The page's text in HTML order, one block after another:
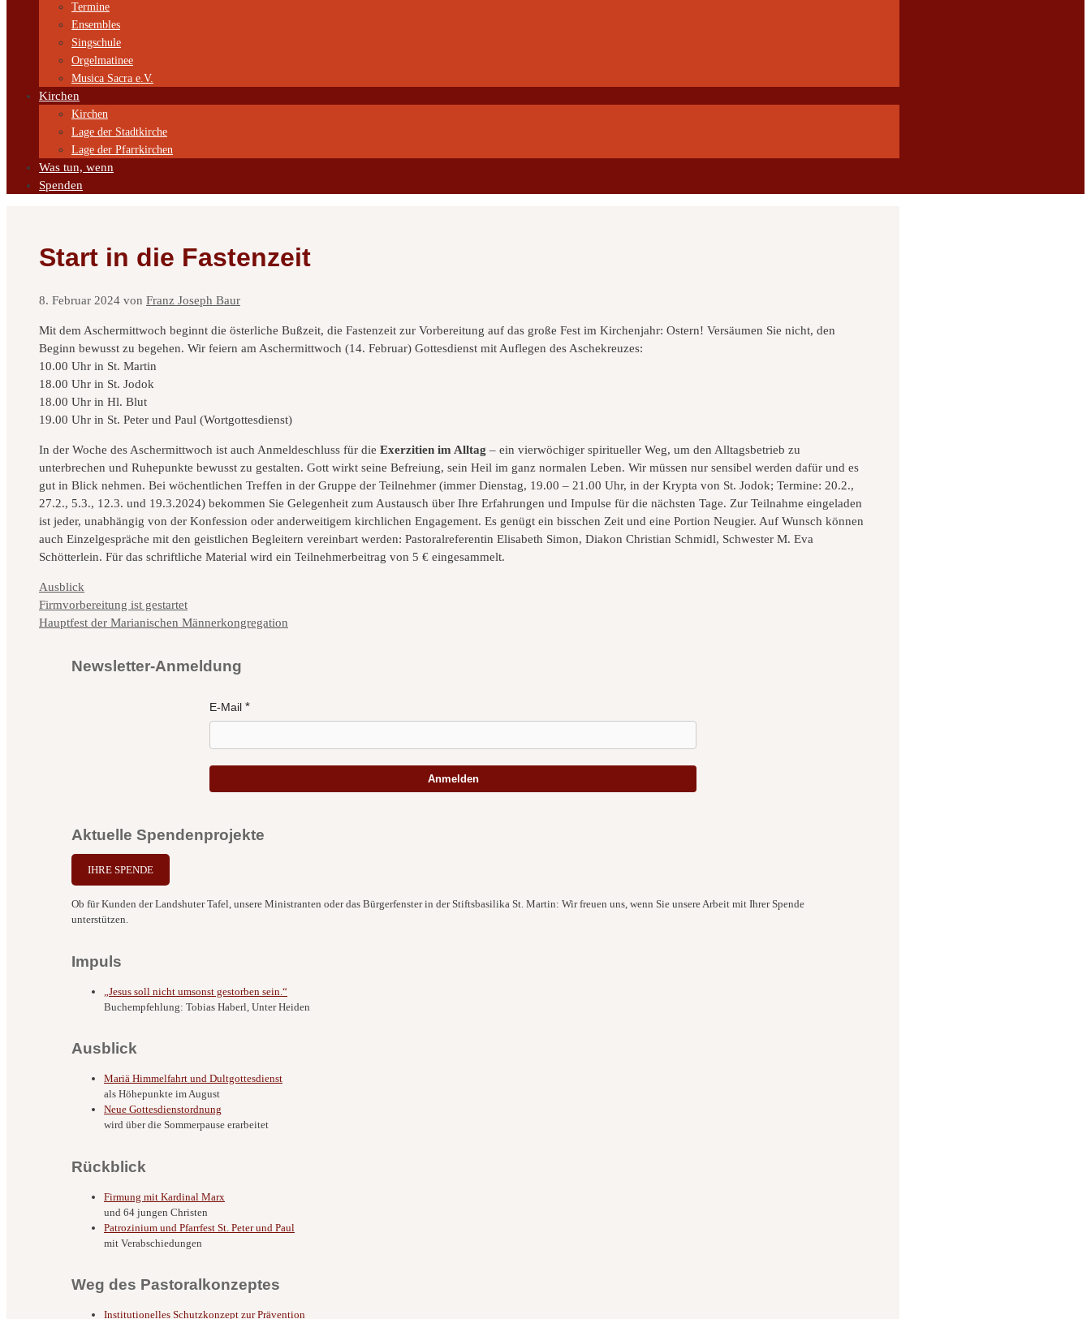
Termine
Ensembles
Singschule
Orgelmatinee
Musica Sacra e.V.
Kirchen
Kirchen
Lage der Stadtkirche
Lage der Pfarrkirchen
Was tun, wenn
Spenden
Start in die Fastenzeit
8. Februar 2024 von Franz Joseph Baur
Mit dem Aschermittwoch beginnt die österliche Bußzeit, die Fastenzeit zur Vorbereitung auf das große Fest im Kirchenjahr: Ostern! Versäumen Sie nicht, den
Beginn bewusst zu begehen. Wir feiern am Aschermittwoch (14. Februar) Gottesdienst mit Auflegen des Aschekreuzes:
10.00 Uhr in St. Martin
18.00 Uhr in St. Jodok
18.00 Uhr in Hl. Blut
19.00 Uhr in St. Peter und Paul (Wortgottesdienst)
In der Woche des Aschermittwoch ist auch Anmeldeschluss für die Exerzitien im Alltag – ein vierwöchiger spiritueller Weg, um den Alltagsbetrieb zu
unterbrechen und Ruhepunkte bewusst zu gestalten. Gott wirkt seine Befreiung, sein Heil im ganz normalen Leben. Wir müssen nur sensibel werden dafür und es
gut in Blick nehmen. Bei wöchentlichen Treffen in der Gruppe der Teilnehmer (immer Dienstag, 19.00 – 21.00 Uhr, in der Krypta von St. Jodok; Termine: 20.2.,
27.2., 5.3., 12.3. und 19.3.2024) bekommen Sie Gelegenheit zum Austausch über Ihre Erfahrungen und Impulse für die nächsten Tage. Zur Teilnahme eingeladen
ist jeder, unabhängig von der Konfession oder anderweitigem kirchlichen Engagement. Es genügt ein bisschen Zeit und eine Portion Neugier. Auf Wunsch können
auch Einzelgespräche mit den geistlichen Begleitern vereinbart werden: Pastoralreferentin Elisabeth Simon, Diakon Christian Schmidl, Schwester M. Eva
Schötterlein. Für das schriftliche Material wird ein Teilnehmerbeitrag von 5 € eingesammelt.
Kategorien
Ausblick
Firmvorbereitung ist gestartet
Hauptfest der Marianischen Männerkongregation
Newsletter-Anmeldung
E-Mail
Anmelden
Aktuelle Spendenprojekte
IHRE SPENDE
Ob für Kunden der Landshuter Tafel, unsere Ministranten oder das Bürgerfenster in der Stiftsbasilika St. Martin: Wir freuen uns, wenn Sie unsere Arbeit mit Ihrer Spende
unterstützen.
Impuls
„Jesus soll nicht umsonst gestorben sein.“
Buchempfehlung: Tobias Haberl, Unter Heiden
Ausblick
Mariä Himmelfahrt und Dultgottesdienst
als Höhepunkte im August
Neue Gottesdienstordnung
wird über die Sommerpause erarbeitet
Rückblick
Firmung mit Kardinal Marx
und 64 jungen Christen
Patrozinium und Pfarrfest St. Peter und Paul
mit Verabschiedungen
Weg des Pastoralkonzeptes
Institutionelles Schutzkonzept zur Prävention